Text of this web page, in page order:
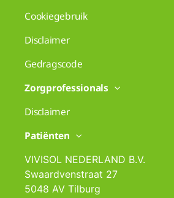
Cookiegebruik
Disclaimer
Gedragscode
Zorgprofessionals
Disclaimer
Patiënten
VIVISOL NEDERLAND B.V.
Swaardvenstraat 27
5048 AV Tilburg